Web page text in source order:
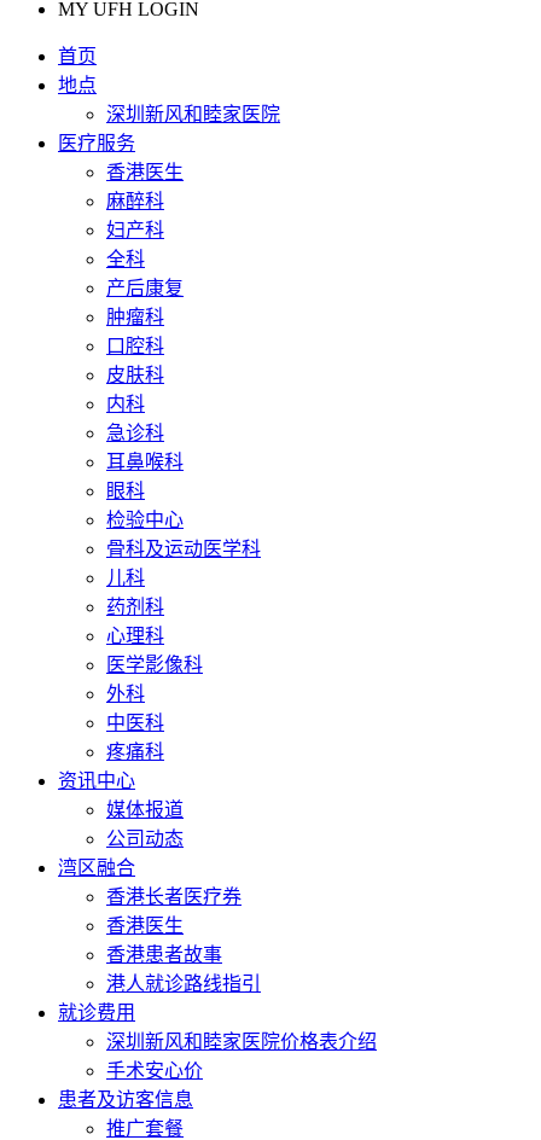
MY UFH LOGIN
首页
地点
深圳新风和睦家医院
医疗服务
香港医生
麻醉科
妇产科
全科
产后康复
肿瘤科
口腔科
皮肤科
内科
急诊科
耳鼻喉科
眼科
检验中心
骨科及运动医学科
儿科
药剂科
心理科
医学影像科
外科
中医科
疼痛科
资讯中心
媒体报道
公司动态
湾区融合
香港长者医疗券
香港医生
香港患者故事
港人就诊路线指引
就诊费用
深圳新风和睦家医院价格表介绍
手术安心价
患者及访客信息
推广套餐